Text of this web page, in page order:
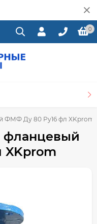
0
ФМФ Ду 80 Ру16 фл XKprom
фланцевый